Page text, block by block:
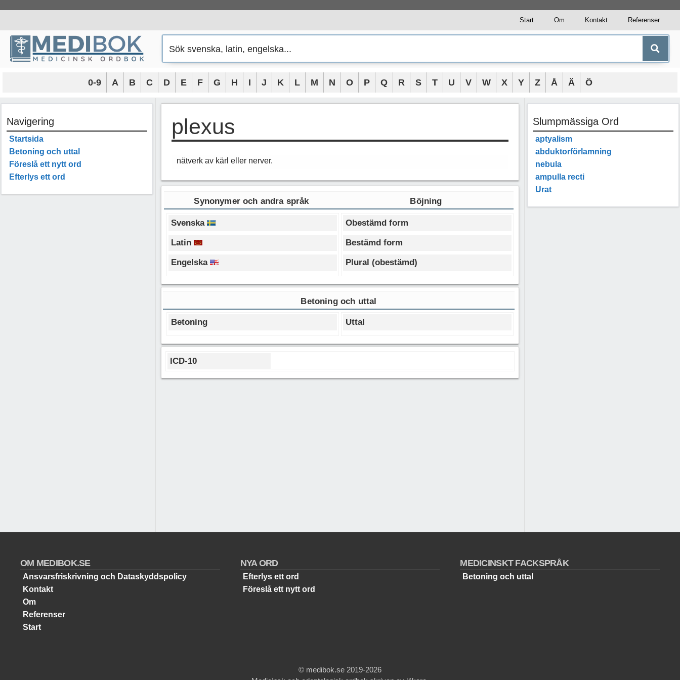
innehåll
Start Om Kontakt Referenser
0-9 A B C D E F G H I J K L M N O P Q R S T U V W X Y Z Å Ä Ö
plexus
nätverk av kärl eller nerver.
Synonymer och andra språk Böjning
Svenska
Latin
Engelska
Obestämd form
Bestämd form
Plural (obestämd)
Betoning och uttal
Betoning Uttal
ICD-10
Navigering
Startsida
Betoning och uttal
Föreslå ett nytt ord
Efterlys ett ord
Slumpmässiga Ord
aptyalism
abduktorförlamning
nebula
ampulla recti
Urat
OM MEDIBOK.SE
Ansvarsfriskrivning och Dataskyddspolicy
Kontakt
Om
Referenser
Start
NYA ORD
Efterlys ett ord
Föreslå ett nytt ord
MEDICINSKT FACKSPRÅK
Betoning och uttal
© medibok.se 2019-2026